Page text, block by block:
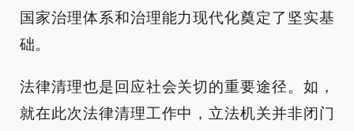
国家治理体系和治理能力现代化奠定了坚实基
础。
法律清理也是回应社会关切的重要途径。如，
就在此次法律清理工作中，立法机关并非闭门